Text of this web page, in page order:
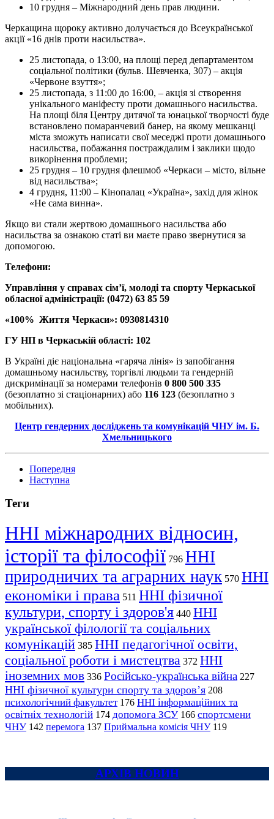
10 грудня – Міжнародний день прав людини.
Черкащина щороку активно долучається до Всеукраїнської
акції «16 днів проти насильства».
25 листопада, о 13:00, на площі перед департаментом
соціальної політики (бульв. Шевченка, 307) – акція
«Червоне взуття»;
25 листопада, з 11:00 до 16:00, – акція зі створення
унікального маніфесту проти домашнього насильства.
На площі біля Центру дитячої та юнацької творчості буде
встановлено помаранчевий банер, на якому мешканці
міста зможуть написати свої меседжі проти домашнього
насильства, побажання постраждалим і заклики щодо
викорінення проблеми;
25 грудня – 10 грудня флешмоб «Черкаси – місто, вільне
від насильства»;
4 грудня, 11:00 – Кінопалац «Україна», захід для жінок
«Не сама винна».
Якщо ви стали жертвою домашнього насильства або
насильства за ознакою статі ви маєте право звернутися за
допомогою.
Телефони:
Управління у справах сім’ї, молоді та спорту Черкаської
обласної адміністрації: (0472) 63 85 59
«100% Життя Черкаси»: 0930814310
ГУ НП в Черкаській області: 102
В Україні діє національна «гаряча лінія» із запобігання
домашньому насильству, торгівлі людьми та гендерній
дискримінації за номерами телефонів 0 800 500 335
(безоплатно зі стаціонарних) або 116 123 (безоплатно з
мобільних).
Центр гендерних досліджень та комунікацій ЧНУ ім. Б.
Хмельницького
Попередня
Наступна
Теги
ННІ міжнародних відносин,
історії та філософії 796 ННІ
природничих та аграрних наук 570 ННІ
економіки і права 511 ННІ фізичної
культури, спорту і здоров'я 440 ННІ
української філології та соціальних
комунікацій 385 ННІ педагогічної освіти,
соціальної роботи і мистецтва 372 ННІ
іноземних мов 336 Російсько-українська війна 227
ННІ фізичної культури спорту та здоров’я 208
психологічний факультет 176 ННІ інформаційних та
освітніх технологій 174 допомога ЗСУ 166 спортсмени
ЧНУ 142 перемога 137 Приймальна комісія ЧНУ 119
АРХІВ НОВИН